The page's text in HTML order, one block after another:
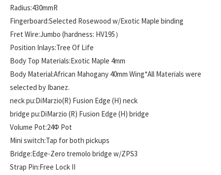
Radius:430mmR
Fingerboard:Selected Rosewood w/Exotic Maple binding
Fret Wire:Jumbo (hardness: HV195）
Position Inlays:Tree Of Life
Body Top Materials:Exotic Maple 4mm
Body Material:African Mahogany 40mm Wing*All Materials were
selected by Ibanez.
neck pu:DiMarzio(R) Fusion Edge (H) neck
bridge pu:DiMarzio (R) Fusion Edge (H) bridge
Volume Pot:24Φ Pot
Mini switch:Tap for both pickups
Bridge:Edge-Zero tremolo bridge w/ZPS3
Strap Pin:Free Lock II